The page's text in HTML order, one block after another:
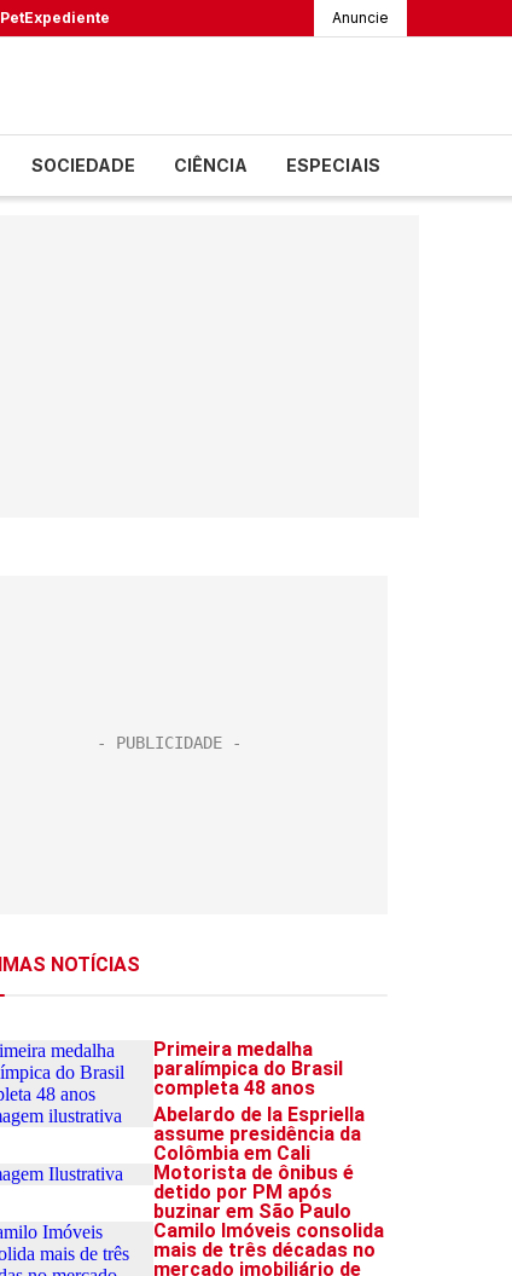
PetExpediente Anuncie
SOCIEDADE CIÊNCIA ESPECIAIS